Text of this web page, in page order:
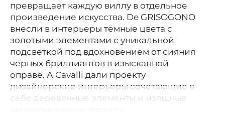
превращает каждую виллу в отдельное
произведение искусства. De GRISOGONO
внесли в интерьеры тёмные цвета с
золотыми элементами с уникальной
подсветкой под вдохновением от сияния
черных бриллиантов в изысканной
оправе. А Cavalli дали проекту
дизайнерские интерьеры сочетающие в
себе деревянные элементы и изящные